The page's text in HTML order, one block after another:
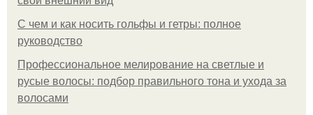
С чем и как носить гольфы и гетры: полное
руководство
Профессиональное мелирование на светлые и
русые волосы: подбор правильного тона и ухода за
волосами